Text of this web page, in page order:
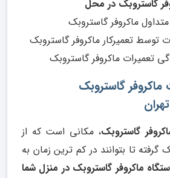
گاستروبک در محل
ماکروفر گاستروبک
توسط تعمیرکار ماکروفر گاستروبک
تعمیرات ماکروفر گاستروبک
ماکروفر گاستروبک
گاستروبک، مکانی است که از
گرفته تا بتوانند در کم ترین زمان به
ماکروفر گاستروبک در منزل شما